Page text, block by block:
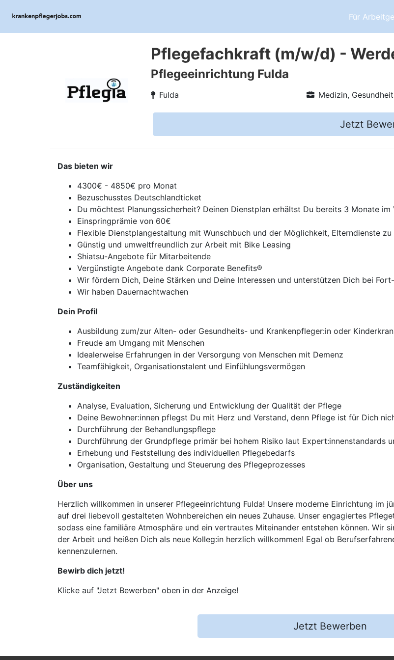
Für
Pflegefachkraft (m/w/d) -
Pflegeeinrichtung Fulda
Fulda Medizin,
Jetzt
Das bieten wir
4300€ - 4850€ pro Monat
Bezuschusstes Deutschlandticket
Du möchtest Planungssicherheit? Deinen Dienstplan erhältst Du bereits 3 Monate im
Einspringprämie von 60€
Flexible Dienstplangestaltung mit Wunschbuch und der Möglichkeit, Elterndienste zu
Günstig und umweltfreundlich zur Arbeit mit Bike Leasing
Shiatsu-Angebote für Mitarbeitende
Vergünstigte Angebote dank Corporate Benefits®
Wir fördern Dich, Deine Stärken und Deine Interessen und unterstützen Dich bei
Wir haben Dauernachtwachen
Dein Profil
Ausbildung zum/zur Alten- oder Gesundheits- und Krankenpfleger:in oder
Freude am Umgang mit Menschen
Idealerweise Erfahrungen in der Versorgung von Menschen mit Demenz
Teamfähigkeit, Organisationstalent und Einfühlungsvermögen
Zuständigkeiten
Analyse, Evaluation, Sicherung und Entwicklung der Qualität der Pflege
Deine Bewohner:innen pflegst Du mit Herz und Verstand, denn Pflege ist für Dich
Durchführung der Behandlungspflege
Durchführung der Grundpflege primär bei hohem Risiko laut Expert:innenstandards
Erhebung und Feststellung des individuellen Pflegebedarfs
Organisation, Gestaltung und Steuerung des Pflegeprozesses
Über uns
Herzlich willkommen in unserer Pflegeeinrichtung Fulda! Unsere moderne Einrichtung im
auf drei liebevoll gestalteten Wohnbereichen ein neues Zuhause. Unser engagiertes
sodass eine familiäre Atmosphäre und ein vertrautes Miteinander entstehen können. Wir
der Arbeit und heißen Dich als neue Kolleg:in herzlich willkommen! Egal ob
kennenzulernen.
Bewirb dich jetzt!
Klicke auf "Jetzt Bewerben" oben in der Anzeige!
Jetzt Bewerben